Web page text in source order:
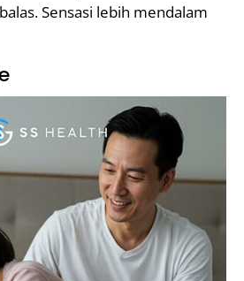
Sensasi lebih mendalam